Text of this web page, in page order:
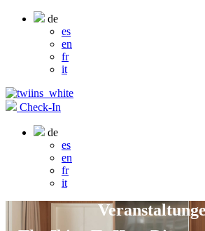
de
es
en
fr
it
Check-In
de
es
en
fr
it